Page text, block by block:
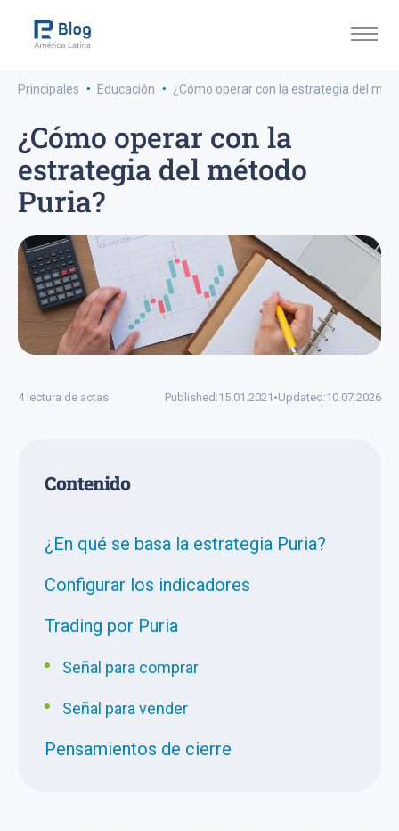
Principales · Educación · ¿Cómo operar con la estrategia del
¿Cómo operar con la
estrategia del método
Puria?
4 lectura de actas Published:15.01.2021 •Updated:10.07.2026
Сontenido
¿En qué se basa la estrategia Puria?
Configurar los indicadores
Trading por Puria
Señal para comprar
Señal para vender
Pensamientos de cierre